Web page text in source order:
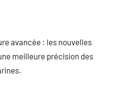
avancée : les nouvelles
meilleure précision des